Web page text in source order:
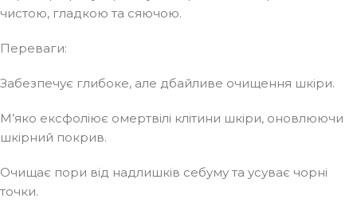
чистою, гладкою та сяючою.
Переваги:
Забезпечує глибоке, але дбайливе очищення шкіри.
М’яко ексфоліює омертвілі клітини шкіри, оновлюючи
шкірний покрив.
Очищає пори від надлишків себуму та усуває чорні
точки.